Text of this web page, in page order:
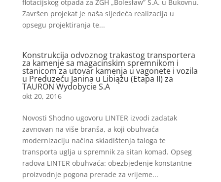
flotacijskog otpada za ZGH „Bolesław” S.A. u Bukovnu.
Završen projekat je naša sljedeća realizacija u
opsegu projektiranja te...
Konstrukcija odvoznog trakastog transportera
za kamenje sa magacinskim spremnikom i
stanicom za utovar kamenja u vagonete i vozila
u Preduzeću Janina u Libiążu (Etapa II) za
TAURON Wydobycie S.A
okt 20, 2016
Novosti Shodno ugovoru LINTER izvodi zadatak
zavnovan na više branša, a koji obuhvaća
modernizaciju načina skladištenja taloga te
transporta uglja u spremnik za sitan komad. Opseg
radova LINTER obuhvaća: obezbjeđenje konstantne
proizvodnje pogona prerade za vrijeme...